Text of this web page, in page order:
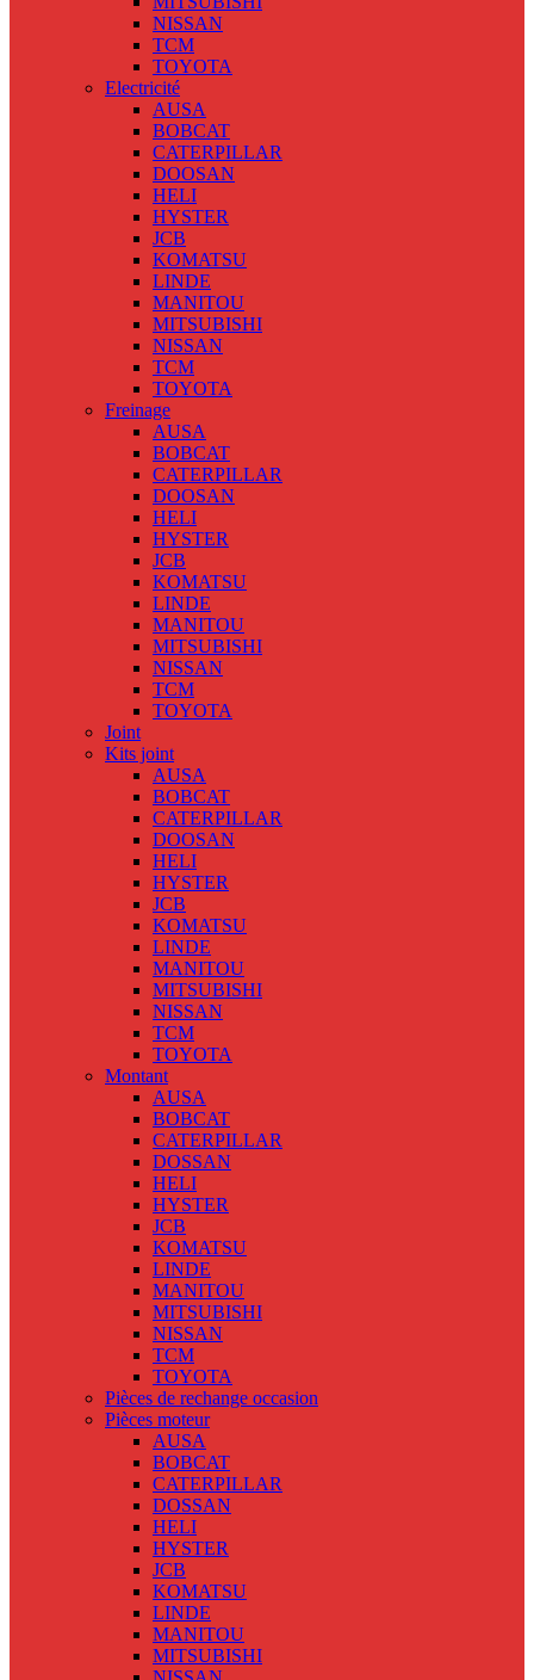
NISSAN
TCM
TOYOTA
Electricité
AUSA
BOBCAT
CATERPILLAR
DOOSAN
HELI
HYSTER
JCB
KOMATSU
LINDE
MANITOU
MITSUBISHI
NISSAN
TCM
TOYOTA
Freinage
AUSA
BOBCAT
CATERPILLAR
DOOSAN
HELI
HYSTER
JCB
KOMATSU
LINDE
MANITOU
MITSUBISHI
NISSAN
TCM
TOYOTA
Joint
Kits joint
AUSA
BOBCAT
CATERPILLAR
DOOSAN
HELI
HYSTER
JCB
KOMATSU
LINDE
MANITOU
MITSUBISHI
NISSAN
TCM
TOYOTA
Montant
AUSA
BOBCAT
CATERPILLAR
DOSSAN
HELI
HYSTER
JCB
KOMATSU
LINDE
MANITOU
MITSUBISHI
NISSAN
TCM
TOYOTA
Pièces de rechange occasion
Pièces moteur
AUSA
BOBCAT
CATERPILLAR
DOSSAN
HELI
HYSTER
JCB
KOMATSU
LINDE
MANITOU
MITSUBISHI